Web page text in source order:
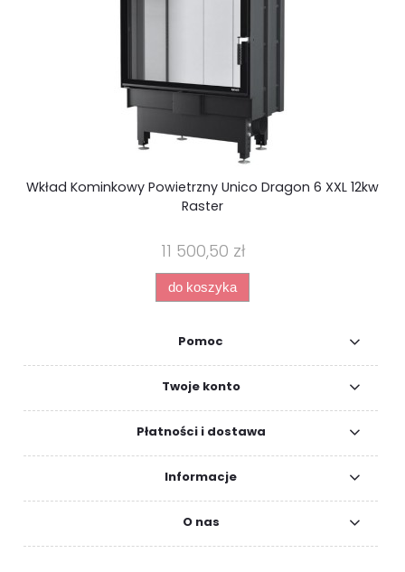
Wkład Kominkowy Powietrzny Unico Dragon 6 XXL 12kw
Raster
11 500,50 zł
do koszyka
Pomoc
Twoje konto
Płatności i dostawa
Informacje
O nas